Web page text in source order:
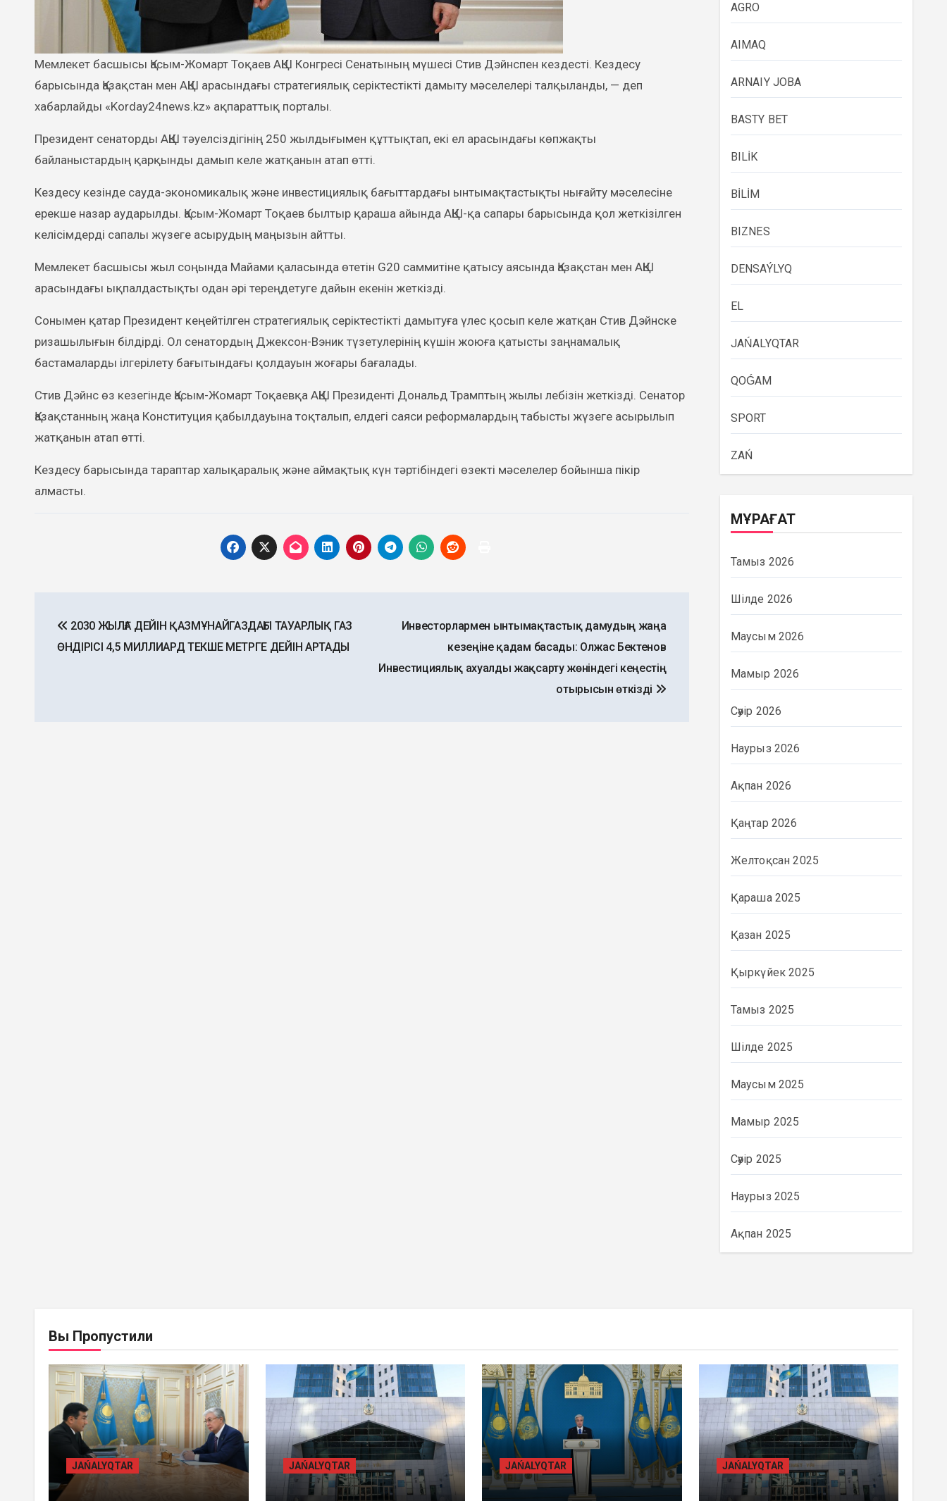
Мемлекет басшысы Қасым-Жомарт Тоқаев АҚШ Конгресі Сенатының мүшесі Стив Дэйнспен кездесті. Кездесу
барысында Қазақстан мен АҚШ арасындағы стратегиялық серіктестікті дамыту мәселелері талқыланды, — деп
хабарлайды «Korday24news.kz» ақпараттық порталы.
Президент сенаторды АҚШ тәуелсіздігінің 250 жылдығымен құттықтап, екі ел арасындағы көпжақты
байланыстардың қарқынды дамып келе жатқанын атап өтті.
Кездесу кезінде сауда-экономикалық және инвестициялық бағыттардағы ынтымақтастықты нығайту мәселесіне
ерекше назар аударылды. Қасым-Жомарт Тоқаев былтыр қараша айында АҚШ-қа сапары барысында қол жеткізілген
келісімдерді сапалы жүзеге асырудың маңызын айтты.
Мемлекет басшысы жыл соңында Майами қаласында өтетін G20 саммитіне қатысу аясында Қазақстан мен АҚШ
арасындағы ықпалдастықты одан әрі тереңдетуге дайын екенін жеткізді.
Сонымен қатар Президент кеңейтілген стратегиялық серіктестікті дамытуға үлес қосып келе жатқан Стив Дэйнске
ризашылығын білдірді. Ол сенатордың Джексон-Вэник түзетулерінің күшін жоюға қатысты заңнамалық
бастамаларды ілгерілету бағытындағы қолдауын жоғары бағалады.
Стив Дэйнс өз кезегінде Қасым-Жомарт Тоқаевқа АҚШ Президенті Дональд Трамптың жылы лебізін жеткізді. Сенатор
Қазақстанның жаңа Конституция қабылдауына тоқталып, елдегі саяси реформалардың табысты жүзеге асырылып
жатқанын атап өтті.
Кездесу барысында тараптар халықаралық және аймақтық күн тәртібіндегі өзекті мәселелер бойынша пікір
алмасты.
navigation
2030 ЖЫЛҒА ДЕЙІН ҚАЗМҰНАЙГАЗДАҒЫ ТАУАРЛЫҚ ГАЗ
ӨНДІРІСІ 4,5 МИЛЛИАРД ТЕКШЕ МЕТРГЕ ДЕЙІН АРТАДЫ
Инвесторлармен ынтымақтастық дамудың жаңа
кезеңіне қадам басады: Олжас Бектенов
Инвестициялық ахуалды жақсарту жөніндегі кеңестің
отырысын өткізді
AGRO
AIMAQ
ARNAIY JOBA
BASTY BET
BILİK
BİLİM
BIZNES
DENSAÝLYQ
EL
JAŃALYQTAR
QOǴAM
SPORT
ZAŃ
МҰРАҒАТ
Тамыз 2026
Шілде 2026
Маусым 2026
Мамыр 2026
Сәуір 2026
Наурыз 2026
Ақпан 2026
Қаңтар 2026
Желтоқсан 2025
Қараша 2025
Қазан 2025
Қыркүйек 2025
Тамыз 2025
Шілде 2025
Маусым 2025
Мамыр 2025
Сәуір 2025
Наурыз 2025
Ақпан 2025
Вы Пропустили
JAŃALYQTAR JAŃALYQTAR
ЖАМБЫЛ ОБЛЫСЫНДА
JAŃALYQTAR
ТОҚАЕВ БІРНЕШЕ ІРІ
JAŃALYQTAR
ҚАЗАҚСТАНДА